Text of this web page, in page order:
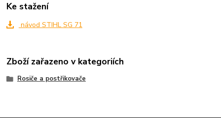
Ke stažení
návod STIHL SG 71
Zboží zařazeno v kategoriích
Rosiče a postřikovače